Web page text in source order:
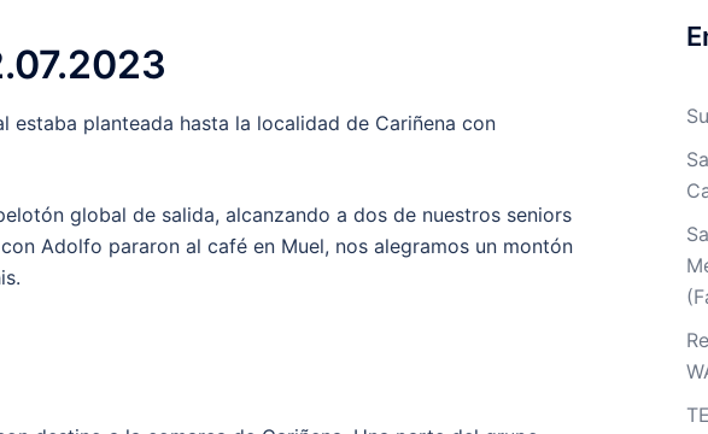
estaba planteada hasta la localidad de Cariñena con
global de salida, alcanzando a dos de nuestros seniors
Adolfo pararon al café en Muel, nos alegramos un montón